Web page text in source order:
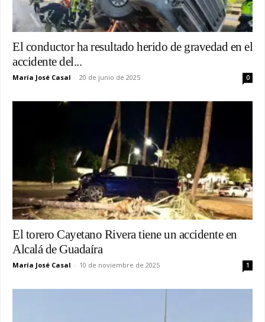
El conductor ha resultado herido de gravedad en el
accidente del...
María José Casal - 20 de junio de 2025 0
El torero Cayetano Rivera tiene un accidente en
Alcalá de Guadaíra
María José Casal - 10 de noviembre de 2025 1